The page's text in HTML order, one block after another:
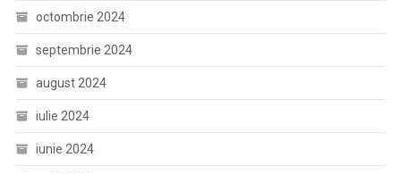
octombrie 2024
septembrie 2024
august 2024
iulie 2024
iunie 2024